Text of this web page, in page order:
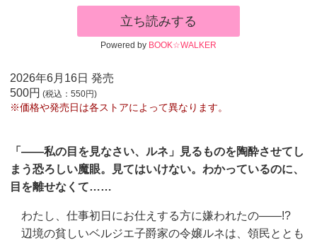
立ち読みする
Powered by BOOK☆WALKER
2026年6月16日 発売
500円 (税込：550円)
※価格や発売日は各ストアによって異なります。
「——私の目を見なさい、ルネ」見るものを陶酔させてし
まう恐ろしい魔眼。見てはいけない。わかっているのに、
目を離せなくて……
わたし、仕事初日にお仕えする方に嫌われたの——!?
辺境の貧しいベルジエ子爵家の令嬢ルネは、領民ととも